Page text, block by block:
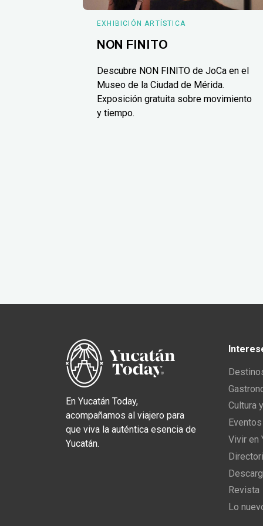
EXHIBICIÓN ARTÍSTICA
NON FINITO
Descubre NON FINITO de JoCa en el
Museo de la Ciudad de Mérida.
Exposición gratuita sobre movimiento
y tiempo.
En Yucatán Today,
acompañamos al viajero para
que viva la auténtica esencia de
Yucatán.
Cultura
Vivir en
Revista
Lo